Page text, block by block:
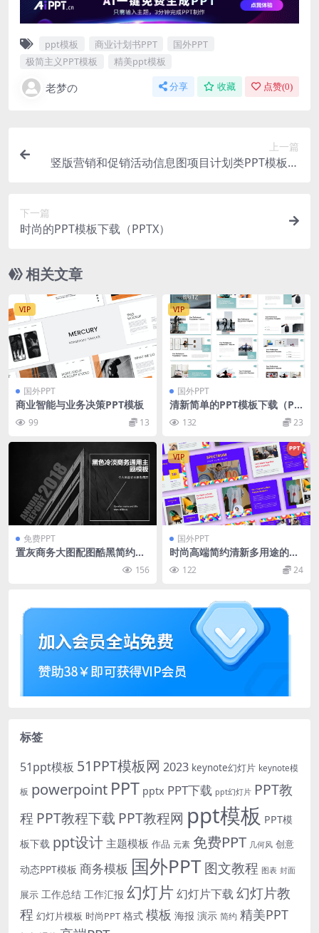
ppt模板 商业计划书PPT
国外PPT
极简主义PPT模板
精美ppt模板
老梦の 分享 收藏 点赞(0)
上一篇
竖版营销和促销活动信息图项目计划类PPT模板下
下一篇
时尚的PPT模板下载（PPTX）
相关文章
VIP
国外PPT
商业智能与业务决策PPT模板
99 13
VIP
国外PPT
清新简单的PPT模板下载（PP
TX）132 23
免费PPT
置灰商务大图配图酷黑简约扁
平化商务工作总结报告ppt模156
VIP
国外PPT
时尚高端简约清新多用途的高
品质powerpoint幻灯片演示
模板（pptx）
122 24
标签
51ppt模板 51PPT模板网 2023 keynote幻灯片 keynote模
板 powerpoint PPT pptx PPT下载 ppt幻灯片 PPT教
程 PPT教程下载 PPT教程网 ppt模板 PPT模
板下载 ppt设计 主题模板 作品 元素 免费PPT 几何风 创意
动态PPT模板 商务模板 国外PPT图文教程 图表 封面
展示 工作总结 工作汇报 幻灯片 幻灯片下载 幻灯片教
程 幻灯片模板 时尚PPT 格式 模板 海报 演示 简约 精美PPT